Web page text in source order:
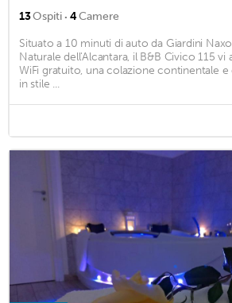
13Ospiti · 4Camere
Situato a 10 minuti di auto da Giardini
Naturale dell'Alcantara, il B&B Civico 115
WiFi gratuito, una colazione continentale
in stile ...